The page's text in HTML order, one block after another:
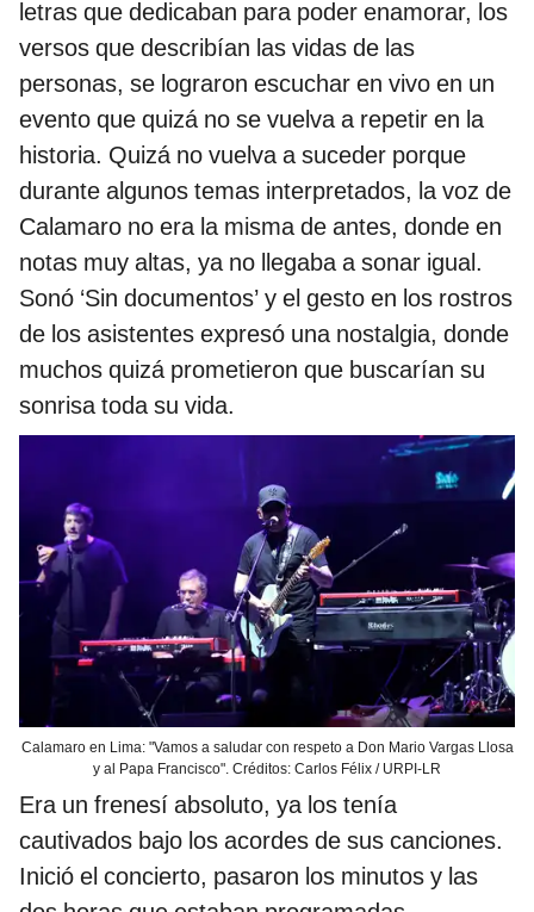
letras que dedicaban para poder enamorar, los
versos que describían las vidas de las
personas, se lograron escuchar en vivo en un
evento que quizá no se vuelva a repetir en la
historia. Quizá no vuelva a suceder porque
durante algunos temas interpretados, la voz de
Calamaro no era la misma de antes, donde en
notas muy altas, ya no llegaba a sonar igual.
Sonó ‘Sin documentos’ y el gesto en los rostros
de los asistentes expresó una nostalgia, donde
muchos quizá prometieron que buscarían su
sonrisa toda su vida.
Calamaro en Lima: "Vamos a saludar con respeto a Don Mario Vargas Llosa
y al Papa Francisco". Créditos: Carlos Félix / URPI-LR
Era un frenesí absoluto, ya los tenía
cautivados bajo los acordes de sus canciones.
Inició el concierto, pasaron los minutos y las